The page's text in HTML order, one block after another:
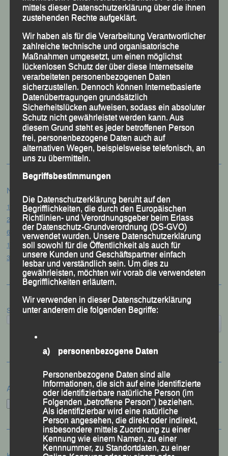
50 Jahre LG Passau
Festzschrift
Neueste Beiträge
15. Pörndorfer Sommernachtslauf – Pörndorf, 01.08.2026
20. Goldener Steig-Lauf – Stozec/Tusset, 01.08.2026
61. Bergsportfest – Ortenburg, 26.07.2026
12. Loser Berglauf – Altaussee/Österreich, 25.07.2026
32. Sommerbiathlon – Passau, 18.07.2026
Suchen
Archiv
Archiv
mittels dieser Datenschutzerklärung über die ihnen
zustehenden Rechte aufgeklärt.
Wir haben als für die Verarbeitung Verantwortlicher
zahlreiche technische und organisatorische
Maßnahmen umgesetzt, um einen möglichst
lückenlosen Schutz der über diese Internetseite
verarbeiteten personenbezogenen Daten
sicherzustellen. Dennoch können Internetbasierte
Datenübertragungen grundsätzlich
Sicherheitslücken aufweisen, sodass ein absoluter
Schutz nicht gewährleistet werden kann. Aus
diesem Grund steht es jeder betroffenen Person
frei, personenbezogene Daten auch auf
alternativen Wegen, beispielsweise telefonisch, an
uns zu übermitteln.
Begriffsbestimmungen
Die Datenschutzerklärung beruht auf den
Begrifflichkeiten, die durch den Europäischen
Richtlinien- und Verordnungsgeber beim Erlass
der Datenschutz-Grundverordnung (DS-GVO)
verwendet wurden. Unsere Datenschutzerklärung
soll sowohl für die Öffentlichkeit als auch für
unsere Kunden und Geschäftspartner einfach
lesbar und verständlich sein. Um dies zu
gewährleisten, möchten wir vorab die verwendeten
Begrifflichkeiten erläutern.
Wir verwenden in dieser Datenschutzerklärung
unter anderem die folgenden Begriffe:
a) personenbezogene Daten
Personenbezogene Daten sind alle
Informationen, die sich auf eine identifizierte
oder identifizierbare natürliche Person (im
Folgenden „betroffene Person") beziehen.
Als identifizierbar wird eine natürliche
Person angesehen, die direkt oder indirekt,
insbesondere mittels Zuordnung zu einer
Kennung wie einem Namen, zu einer
Kennnummer, zu Standortdaten, zu einer